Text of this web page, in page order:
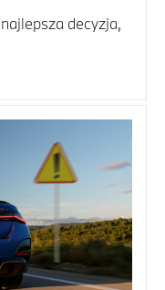
decyzja,